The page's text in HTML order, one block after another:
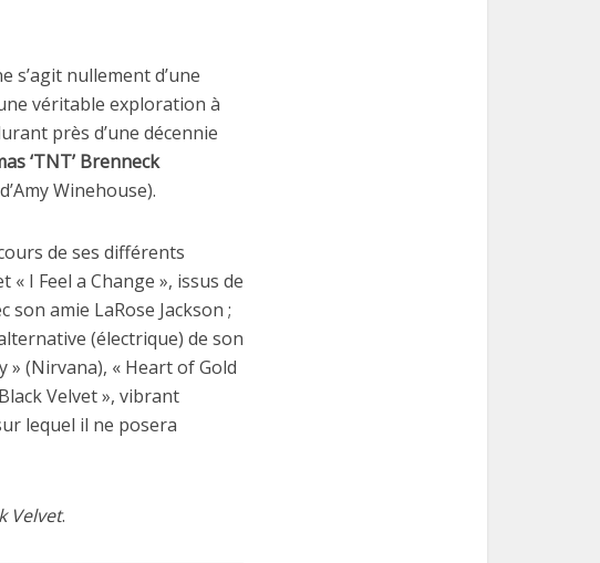
s’agit nullement d’une
véritable exploration à
près d’une décennie
‘TNT’ Brenneck
Winehouse).
de ses différents
« I Feel a Change », issus de
son amie LaRose Jackson ;
(électrique) de son
» (Nirvana), « Heart of Gold
Velvet », vibrant
lequel il ne posera
Velvet.